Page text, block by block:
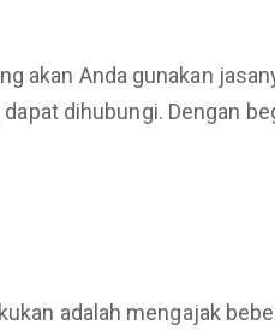
akan Anda gunakan
dihubungi. Dengan
adalah mengajak